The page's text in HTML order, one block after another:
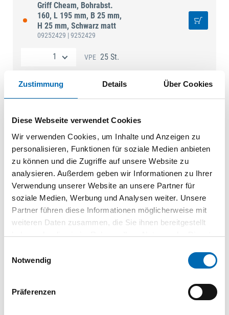
Zustimmung Details Über Cookies
Diese Webseite verwendet Cookies
Wir verwenden Cookies, um Inhalte und Anzeigen zu
personalisieren, Funktionen für soziale Medien anbieten
zu können und die Zugriffe auf unsere Website zu
analysieren. Außerdem geben wir Informationen zu Ihrer
Verwendung unserer Website an unsere Partner für
soziale Medien, Werbung und Analysen weiter. Unsere
Partner führen diese Informationen möglicherweise mit
weiteren Daten zusammen, die Sie ihnen bereitgestellt
haben oder die sie im Rahmen Ihrer Nutzung der Dienste
Notwendig
Präferenzen
Griff Cheam, Bohrabst.
160, L 195 mm, B 25 mm,
H 25 mm, Schwarz matt
09252429 | 9252429
VPE 25 St.
Griff Cheam, Bohrabst.
VPE 20 St.
Technische Daten
Breite
25 mm
Höhe
25 mm
Material
Zink